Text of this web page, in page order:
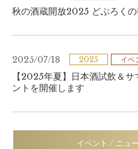
秋の酒蔵開放2025 どぶろくの
2025/07/18 2025 イベ
【2025年夏】日本酒試飲＆
ントを開催します
イベント / ニュ